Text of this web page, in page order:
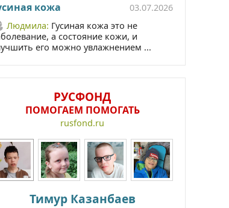
кожа
03.07.2026
Людмила: Гусиная кожа это не
а состояние кожи, и
его можно увлажнением ...
РУСФОНД
ПОМОГАЕМ ПОМОГАТЬ
rusfond.ru
Тимур Казанбаев